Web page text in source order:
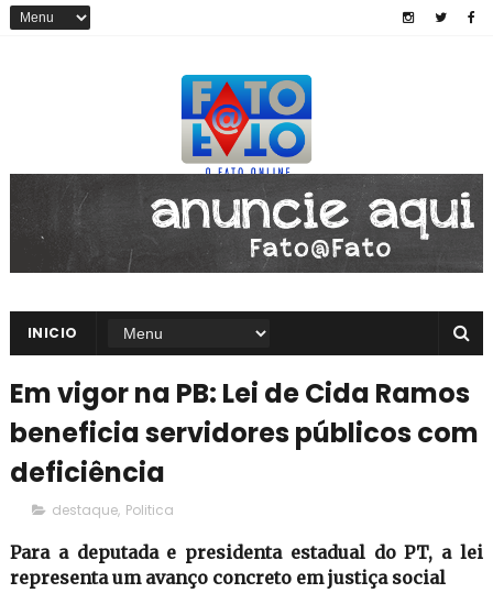
INICIO
Em vigor na PB: Lei de Cida Ramos
beneficia servidores públicos com
deficiência
destaque, Politica
Para a deputada e presidenta estadual do PT, a lei
representa um avanço concreto em justiça social